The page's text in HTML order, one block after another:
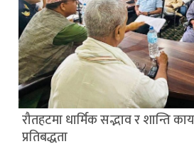
रौतहटमा धार्मिक सद्भाव र शान्ति
प्रतिबद्धता